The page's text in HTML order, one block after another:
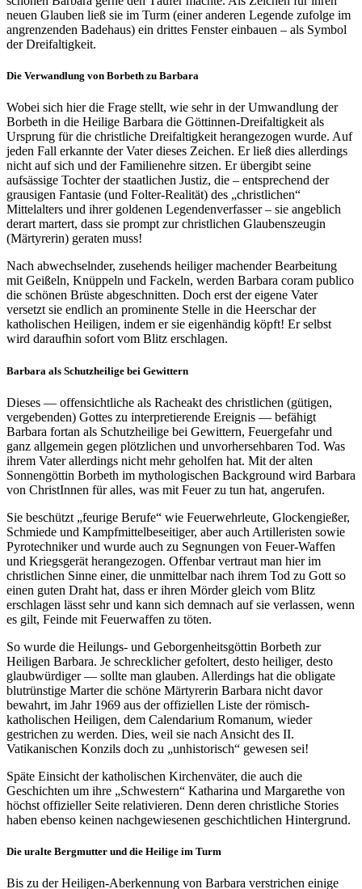
neuen Glauben ließ sie im Turm (einer anderen Legende zufolge im
angrenzenden Badehaus) ein drittes Fenster einbauen – als Symbol
der Dreifaltigkeit.
Die Verwandlung von Borbeth zu Barbara
Wobei sich hier die Frage stellt, wie sehr in der Umwandlung der
Borbeth in die Heilige Barbara die Göttinnen-Dreifaltigkeit als
Ursprung für die christliche Dreifaltigkeit herangezogen wurde. Auf
jeden Fall erkannte der Vater dieses Zeichen. Er ließ dies allerdings
nicht auf sich und der Familienehre sitzen. Er übergibt seine
aufsässige Tochter der staatlichen Justiz, die – entsprechend der
grausigen Fantasie (und Folter-Realität) des „christlichen“
Mittelalters und ihrer goldenen Legendenverfasser – sie angeblich
derart martert, dass sie prompt zur christlichen Glaubenszeugin
(Märtyrerin) geraten muss!
Nach abwechselnder, zusehends heiliger machender Bearbeitung
mit Geißeln, Knüppeln und Fackeln, werden Barbara coram publico
die schönen Brüste abgeschnitten. Doch erst der eigene Vater
versetzt sie endlich an prominente Stelle in die Heerschar der
katholischen Heiligen, indem er sie eigenhändig köpft! Er selbst
wird daraufhin sofort vom Blitz erschlagen.
Barbara als Schutzheilige bei Gewittern
Dieses — offensichtliche als Racheakt des christlichen (gütigen,
vergebenden) Gottes zu interpretierende Ereignis — befähigt
Barbara fortan als Schutzheilige bei Gewittern, Feuergefahr und
ganz allgemein gegen plötzlichen und unvorhersehbaren Tod. Was
ihrem Vater allerdings nicht mehr geholfen hat. Mit der alten
Sonnengöttin Borbeth im mythologischen Background wird Barbara
von ChristInnen für alles, was mit Feuer zu tun hat, angerufen.
Sie beschützt „feurige Berufe“ wie Feuerwehrleute, Glockengießer,
Schmiede und Kampfmittelbeseitiger, aber auch Artilleristen sowie
Pyrotechniker und wurde auch zu Segnungen von Feuer-Waffen
und Kriegsgerät herangezogen. Offenbar vertraut man hier im
christlichen Sinne einer, die unmittelbar nach ihrem Tod zu Gott so
einen guten Draht hat, dass er ihren Mörder gleich vom Blitz
erschlagen lässt sehr und kann sich demnach auf sie verlassen, wenn
es gilt, Feinde mit Feuerwaffen zu töten.
So wurde die Heilungs- und Geborgenheitsgöttin Borbeth zur
Heiligen Barbara. Je schrecklicher gefoltert, desto heiliger, desto
glaubwürdiger — sollte man glauben. Allerdings hat die obligate
blutrünstige Marter die schöne Märtyrerin Barbara nicht davor
bewahrt, im Jahr 1969 aus der offiziellen Liste der römisch-
katholischen Heiligen, dem Calendarium Romanum, wieder
gestrichen zu werden. Dies, weil sie nach Ansicht des II.
Vatikanischen Konzils doch zu „unhistorisch“ gewesen sei!
Späte Einsicht der katholischen Kirchenväter, die auch die
Geschichten um ihre „Schwestern“ Katharina und Margarethe von
höchst offizieller Seite relativieren. Denn deren christliche Stories
haben ebenso keinen nachgewiesenen geschichtlichen Hintergrund.
Die uralte Bergmutter und die Heilige im Turm
Bis zu der Heiligen-Aberkennung von Barbara verstrichen einige